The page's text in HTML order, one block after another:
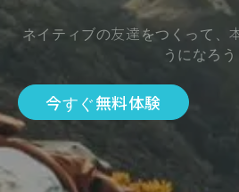
ネイティブの友達をつくって、
うになろう
今すぐ無料体験